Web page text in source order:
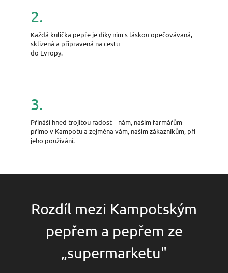
2.
Každá kulička pepře je díky nim s láskou opečovávaná,
sklizená a připravená na cestu
do Evropy.
3.
Přináší hned trojitou radost – nám, našim farmářům
přímo v Kampotu a zejména vám, našim zákazníkům, při
jeho používání.
Rozdíl mezi Kampotským
pepřem a pepřem ze
„supermarketu"